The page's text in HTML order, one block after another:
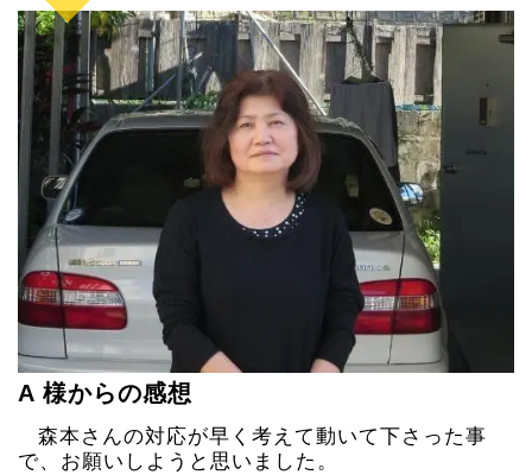
A 様からの感想
森本さんの対応が早く考えて動いて下さった事
で、お願いしようと思いました。